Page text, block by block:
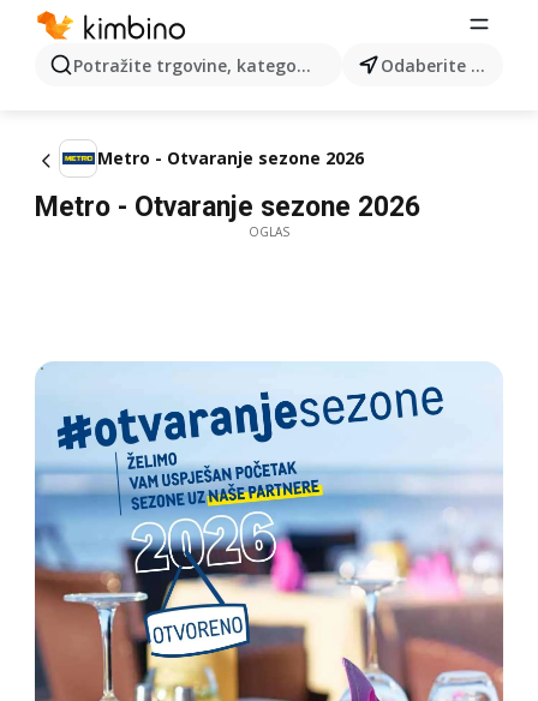
Potražite trgovine, kategorije, proizvode... Odaberite grad
Metro - Otvaranje sezone 2026
Metro - Otvaranje sezone 2026
OGLAS